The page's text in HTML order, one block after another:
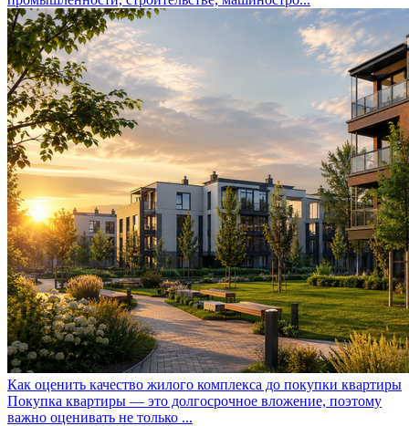
Как оценить качество жилого комплекса до покупки квартиры
Покупка квартиры — это долгосрочное вложение, поэтому
важно оценивать не только ...